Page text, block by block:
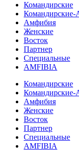
Командирские
Амфибия
Женские
Восток
Партнер
Специальные
AMFIBIA
Командирские
Амфибия
Женские
Восток
Партнер
Специальные
AMFIBIA